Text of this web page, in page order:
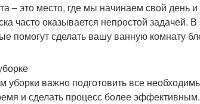
– это место, где мы начинаем свой день
часто оказывается непростой
помогут сделать вашу ванную комнату
уборки важно подготовить все
и сделать процесс более эффективным.